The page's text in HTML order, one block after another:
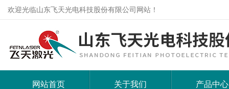
欢迎光临山东飞天光电科技股份有限公司网站！
网站首页 关于我们 产品中心